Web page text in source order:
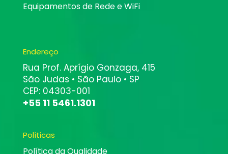
Equipamentos de Rede e WiFi
Endereço
Rua Prof. Aprígio Gonzaga, 415
São Judas • São Paulo • SP
CEP: 04303-001
+55 11 5461.1301
Políticas
Política da Qualidade